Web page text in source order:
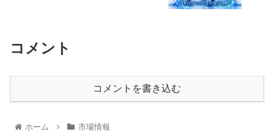
コメント
コメントを書き込む
ホーム 市場情報